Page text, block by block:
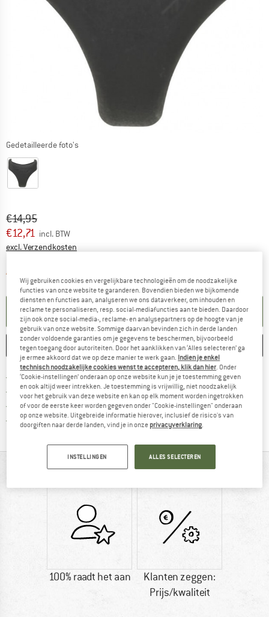
Gedetailleerde foto's
Oorspronkelijke prijs :
€14,95
Prijs:
€12,71 incl. BTW
excl. Verzendkosten
Artikel momenteel helaas uitverkocht.
KENNISGEVING AANMAKEN
ONTHOUDEN VERGELIJKEN
Gratis verzending vanaf € 69 (NL)Vind hier de
100 dagen bedenktijd Vind de betalingsinformatie hier!
> 4.000.000 tevreden klanten
Alle artikelen in voorraad
IN EEN OOGOPSLAG
100% raadt het aan
Klanten zeggen:
Prijs/kwaliteit
Wij gebruiken cookies en vergelijkbare technologieën om de noodzakelijke
functies van onze website te garanderen. Bovendien bieden we bijkomende
diensten en functies aan, analyseren we ons dataverkeer, om inhouden en
reclame te personaliseren, resp. social-mediafuncties aan te bieden. Daardoor
zijn ook onze social-media-, reclame- en analysepartners op de hoogte van je
gebruik van onze website. Sommige daarvan bevinden zich in derde landen
zonder voldoende garanties om je gegevens te beschermen, bijvoorbeeld
tegen toegang door autoriteiten. Door het aanklikken van ‘Alles selecteren’ ga
je ermee akkoord dat we op deze manier te werk gaan. Indien je enkel
technisch noodzakelijke cookies wenst te accepteren, klik dan hier . Onder
‘Cookie-instellingen’ onderaan op onze website kun je je toestemming geven
en ook altijd weer intrekken. Je toestemming is vrijwillig, niet noodzakelijk
voor het gebruik van deze website en kan op elk moment worden ingetrokken
of voor de eerste keer worden gegeven onder "Cookie-instellingen" onderaan
op onze website. Uitgebreide informatie hierover, inclusief de risico's van
doorgiften naar derde landen, vind je in onze privacyverklaring
INSTELLINGEN ALLES SELECTEREN